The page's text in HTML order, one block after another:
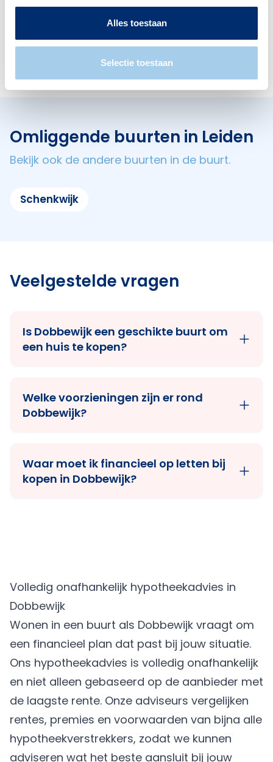
Alles toestaan
Selectie toestaan
Scholen Restaurants
Omliggende buurten in Leiden
Bekijk ook de andere buurten in de buurt.
Schenkwijk
Veelgestelde vragen
Is Dobbewijk een geschikte buurt om
een huis te kopen?
Welke voorzieningen zijn er rond
Dobbewijk?
Waar moet ik financieel op letten bij
kopen in Dobbewijk?
Volledig onafhankelijk hypotheekadvies in
Dobbewijk
Wonen in een buurt als Dobbewijk vraagt om
een financieel plan dat past bij jouw situatie.
Ons hypotheekadvies is volledig onafhankelijk
en niet alleen gebaseerd op de aanbieder met
de laagste rente. Onze adviseurs vergelijken
rentes, premies en voorwaarden van bijna alle
hypotheekverstrekkers, zodat we kunnen
adviseren wat het beste aansluit bij jouw